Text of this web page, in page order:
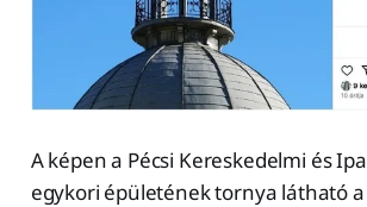
A képen a Pécsi Kereskedelmi és
egykori épületének tornya látható a